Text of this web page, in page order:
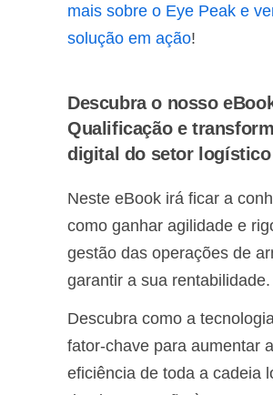
mais sobre o Eye Peak e
solução em ação!
Descubra o nosso
Qualificação e
digital do setor logístico
Neste eBook irá ficar a
como ganhar agilidade e
gestão das operações de
garantir a sua rentabilidade.
Descubra como a
fator-chave para aumentar a
eficiência de toda a cadeia